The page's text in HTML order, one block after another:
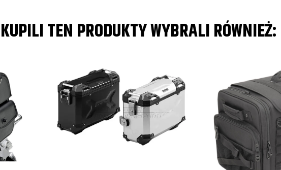
TEN PRODUKTY WYBRALI RÓWNIEŻ: